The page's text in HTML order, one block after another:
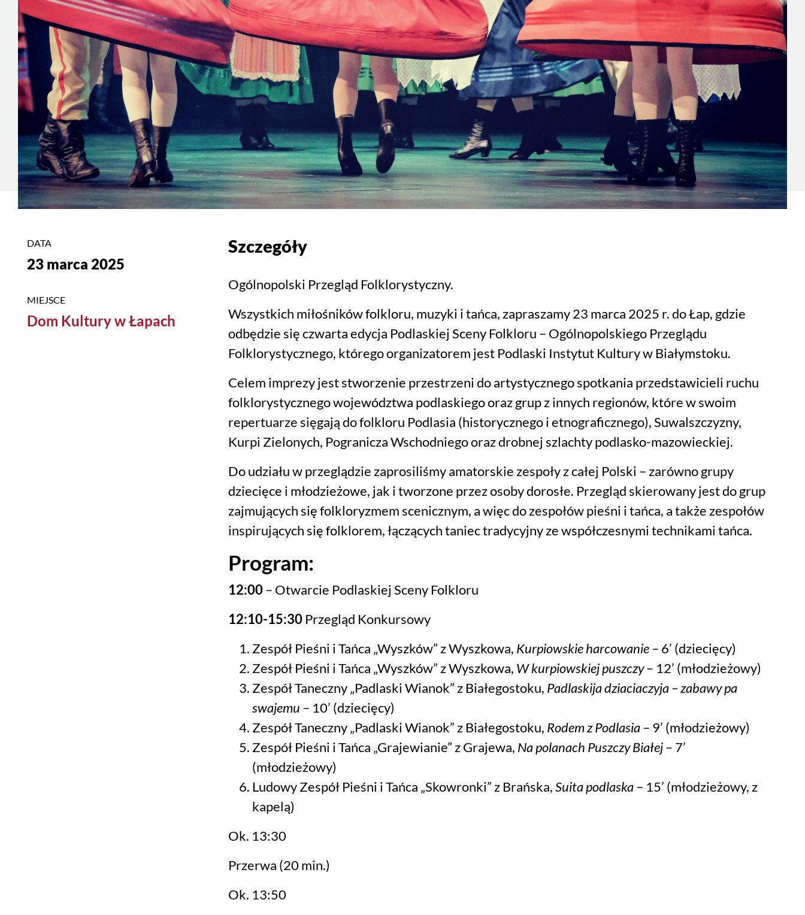
DATA
23 marca 2025
MIEJSCE
Dom Kultury w Łapach
Szczegóły
Ogólnopolski Przegląd Folklorystyczny.
Wszystkich miłośników folkloru, muzyki i tańca, zapraszamy 23 marca 2025 r. do Łap, gdzie
odbędzie się czwarta edycja Podlaskiej Sceny Folkloru – Ogólnopolskiego Przeglądu
Folklorystycznego, którego organizatorem jest Podlaski Instytut Kultury w Białymstoku.
Celem imprezy jest stworzenie przestrzeni do artystycznego spotkania przedstawicieli ruchu
folklorystycznego województwa podlaskiego oraz grup z innych regionów, które w swoim
repertuarze sięgają do folkloru Podlasia (historycznego i etnograficznego), Suwalszczyzny,
Kurpi Zielonych, Pogranicza Wschodniego oraz drobnej szlachty podlasko-mazowieckiej.
Do udziału w przeglądzie zaprosiliśmy amatorskie zespoły z całej Polski – zarówno grupy
dziecięce i młodzieżowe, jak i tworzone przez osoby dorosłe. Przegląd skierowany jest do grup
zajmujących się folkloryzmem scenicznym, a więc do zespołów pieśni i tańca, a także zespołów
inspirujących się folklorem, łączących taniec tradycyjny ze współczesnymi technikami tańca.
Program:
12:00– Otwarcie Podlaskiej Sceny Folkloru
12:10-15:30 Przegląd Konkursowy
Zespół Pieśni i Tańca „Wyszków” z Wyszkowa, Kurpiowskie harcowanie– 6’ (dziecięcy)
Zespół Pieśni i Tańca „Wyszków” z Wyszkowa, W kurpiowskiej puszczy– 12’ (młodzieżowy)
Zespół Taneczny „Padlaski Wianok” z Białegostoku, Padlaskija dziaciaczyja – zabawy pa
swajemu – 10’ (dziecięcy)
Zespół Taneczny „Padlaski Wianok” z Białegostoku, Rodem z Podlasia– 9’ (młodzieżowy)
Zespół Pieśni i Tańca „Grajewianie” z Grajewa, Na polanach Puszczy Białej– 7’
(młodzieżowy)
Ludowy Zespół Pieśni i Tańca „Skowronki” z Brańska,Suita podlaska– 15’ (młodzieżowy, z
kapelą)
Ok. 13:30
Przerwa (20 min.)
Ok. 13:50